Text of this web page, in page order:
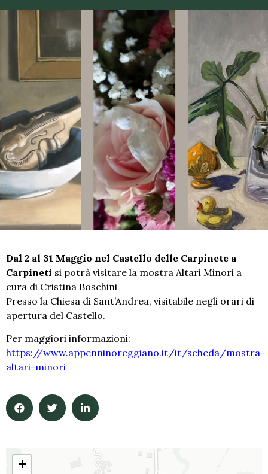
Dal 2 al 31 Maggio nel Castello delle Carpinete a
Carpineti si potrà visitare la mostra Altari Minori a
cura di Cristina Boschini
Presso la Chiesa di Sant’Andrea, visitabile negli orari di
apertura del Castello.
Per maggiori informazioni:
https://www.appenninoreggiano.it/it/scheda/mostra-
altari-minori
+